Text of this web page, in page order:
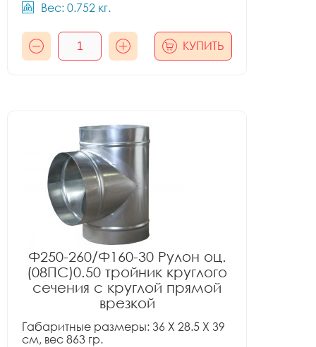
Вес: 0.752 кг.
КУПИТЬ
Ф250-260/Ф160-30 Рулон оц.
(08ПС)0.50 тройник круглого
сечения с круглой прямой
врезкой
Габаритные размеры: 36 X 28.5 X 39
см, вес 863 гр.